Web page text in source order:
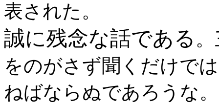
表された。
誠に残念な話である
をのがさず聞くだけで
ねばならぬであろうな。